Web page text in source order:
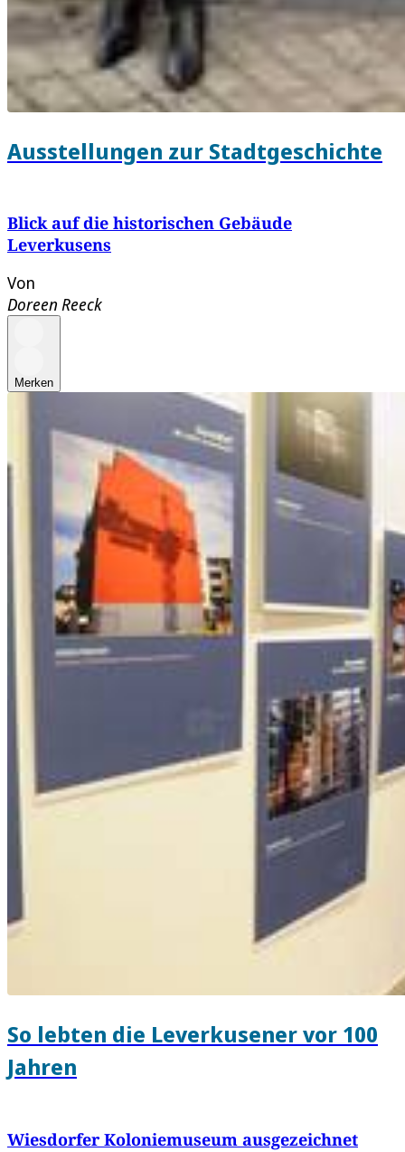
Ausstellungen zur Stadtgeschichte
Blick auf die historischen Gebäude
Leverkusens
Von
Doreen Reeck
Merken
So lebten die Leverkusener vor 100
Jahren
Wiesdorfer Koloniemuseum ausgezeichnet